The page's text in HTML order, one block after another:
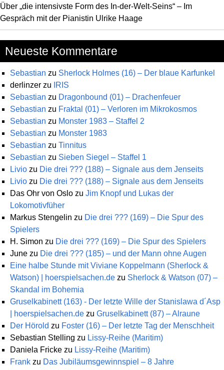
Über „die intensivste Form des In-der-Welt-Seins“ – Im
Gespräch mit der Pianistin Ulrike Haage
Neueste Kommentare
Sebastian zu Sherlock Holmes (16) – Der blaue Karfunkel
derlinzer zu
IRIS
Sebastian zu Dragonbound (01) – Drachenfeuer
Sebastian zu Fraktal (01) – Verloren im Mikrokosmos
Sebastian zu Monster 1983 – Staffel 2
Sebastian zu Monster 1983
Sebastian zu Tinnitus
Sebastian zu Sieben Siegel – Staffel 1
Livio zu Die drei ??? (188) – Signale aus dem Jenseits
Livio zu Die drei ??? (188) – Signale aus dem Jenseits
Das Ohr von Oslo zu Jim Knopf und Lukas der
Lokomotivfüher
Markus Stengelin zu Die drei ??? (169) – Die Spur des
Spielers
H. Simon zu Die drei ??? (169) – Die Spur des Spielers
June zu Die drei ??? (185) – und der Mann ohne Augen
Eine halbe Stunde mit Viviane Koppelmann (Sherlock &
Watson) | hoerspielsachen.de zu Sherlock & Watson (07) –
Skandal im Bohemia
Gruselkabinett (163) - Der letzte Wille der Stanislawa d´Asp
| hoerspielsachen.de zu Gruselkabinett (87) – Alraune
Der Hörold zu Foster (16) – Der letzte Tag der Menschheit
Sebastian Stelling zu Lissy-Reihe (Maritim)
Daniela Fricke zu Lissy-Reihe (Maritim)
Frank zu Das Jubiläumsgewinnspiel – 8 Jahre